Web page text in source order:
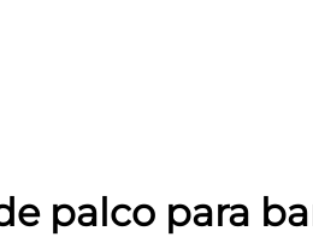
palco para